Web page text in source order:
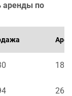
аренды по